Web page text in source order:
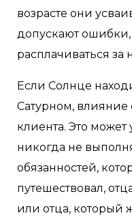
возрасте они
допускают
расплачиваться за
Если Солнце
Сатурном, влияние
клиента. Это может
никогда не
обязанностей,
путешествовал,
или отца, который